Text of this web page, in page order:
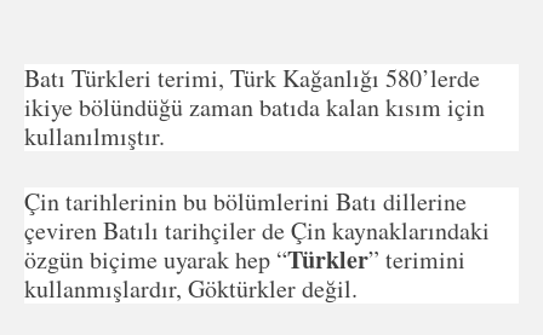
Batı Türkleri terimi, Türk Kağanlığı 580’lerde
ikiye bölündüğü zaman batıda kalan kısım için
kullanılmıştır.
Çin tarihlerinin bu bölümlerini Batı dillerine
çeviren Batılı tarihçiler de Çin kaynaklarındaki
özgün biçime uyarak hep “Türkler” terimini
kullanmışlardır, Göktürkler değil.